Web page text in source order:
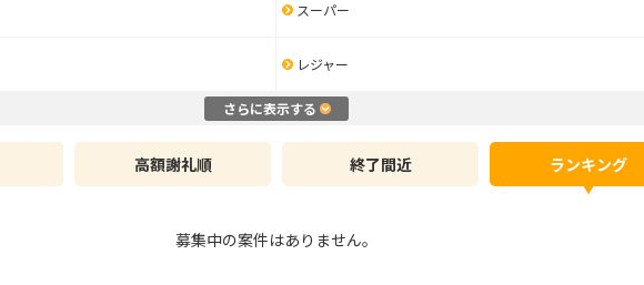
スーパー
レジャー
さらに表示する
高額謝礼順 終了間近 ランキング
募集中の案件はありません。